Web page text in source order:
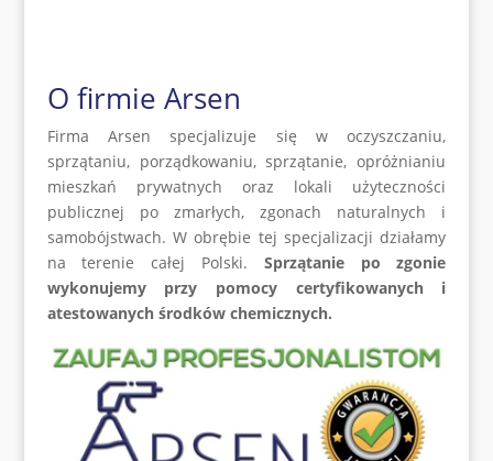
O firmie Arsen
Firma Arsen specjalizuje się w oczyszczaniu,
sprzątaniu, porządkowaniu, sprzątanie, opróżnianiu
mieszkań prywatnych oraz lokali użyteczności
publicznej po zmarłych, zgonach naturalnych i
samobójstwach. W obrębie tej specjalizacji działamy
na terenie całej Polski. Sprzątanie po zgonie
wykonujemy przy pomocy certyfikowanych i
atestowanych środków chemicznych.